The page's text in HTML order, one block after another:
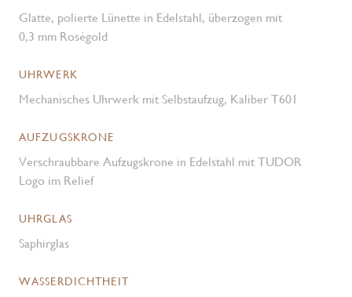
Glatte, polierte Lünette in Edelstahl, überzogen mit
0,3 mm Roségold
UHRWERK
Mechanisches Uhrwerk mit Selbstaufzug, Kaliber T601
AUFZUGSKRONE
Verschraubbare Aufzugskrone in Edelstahl mit TUDOR
Logo im Relief
UHRGLAS
Saphirglas
WASSERDICHTHEIT